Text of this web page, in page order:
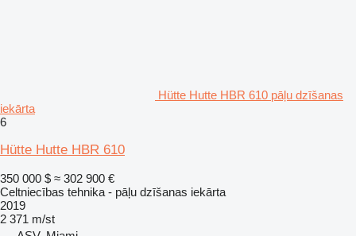
Hütte Hutte HBR 610 pāļu dzīšanas
iekārta
6
Hütte Hutte HBR 610
350 000 $ ≈ 302 900 €
Celtniecības tehnika - pāļu dzīšanas iekārta
2019
2 371 m/st